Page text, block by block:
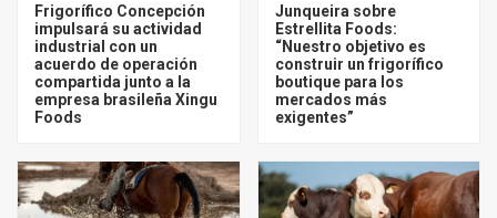
Frigorífico Concepción
impulsará su actividad
industrial con un
acuerdo de operación
compartida junto a la
empresa brasileña Xingu
Foods
Junqueira sobre
Estrellita Foods:
“Nuestro objetivo es
construir un frigorífico
boutique para los
mercados más
exigentes”